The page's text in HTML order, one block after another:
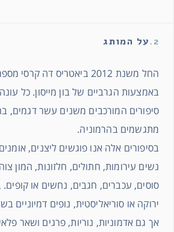
2. על המותג
החל משנת 2012 ביאטריס דה
באמצעות הגרביים של בון מייסון. כל
סיפורים המורכבים משנים עשר דגמים,
מתגשמים בהרמוניה.
בסיפורים אלה אנו פוגשים ליצנים,
נשים עירומות, חתולים, חלזונות, המון
סוסים, עכברים, חגבים, נחשים או
ירוקה או סוריאליסטית, נופים דמיוניים
אך גם אדמוניות, נוריות, פרגים ושאר